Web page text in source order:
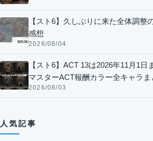
【スト6】久しぶりに来た全体調整
感想
2026/08/04
【スト6】ACT 13は2026年11月1
マスターACT報酬カラー全キャラま
2026/08/03
人気記事